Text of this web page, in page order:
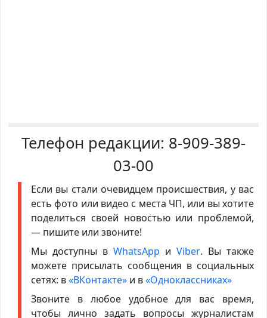
Телефон редакции: 8-909-389-
03-00
Если вы стали очевидцем происшествия, у вас
есть фото или видео с места ЧП, или вы хотите
поделиться своей новостью или проблемой,
— пишите или звоните!
Мы доступны в WhatsApp иViber. Вы также
можете присылать сообщения в социальных
сетях: в«ВКонтакте»и в«Одноклассниках»
Звоните в любое удобное для вас время,
чтобы лично задать вопросы журналистам